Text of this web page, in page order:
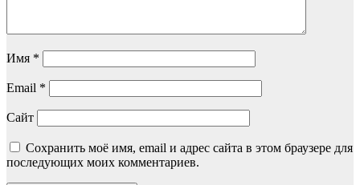
Имя *
Email *
Сайт
Сохранить моё имя, email и адрес сайта в этом браузере для
последующих моих комментариев.